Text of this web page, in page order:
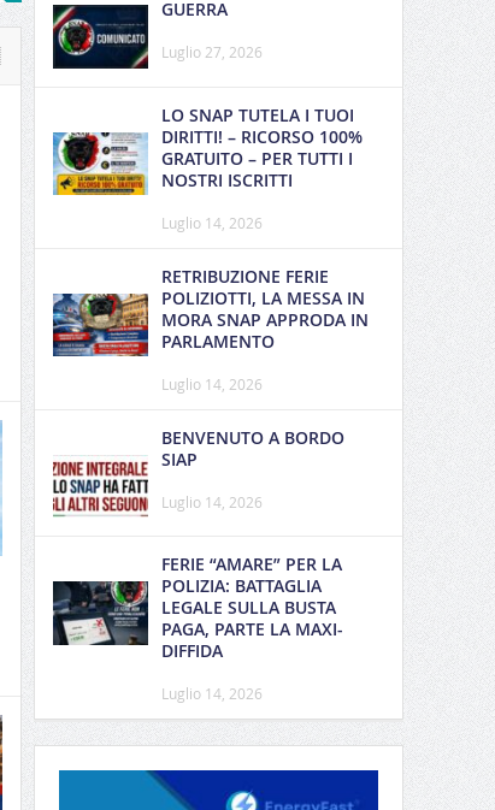
GUERRA
Luglio 27, 2026
LO SNAP TUTELA I TUOI
DIRITTI! – RICORSO 100%
GRATUITO – PER TUTTI I
NOSTRI ISCRITTI
Luglio 14, 2026
RETRIBUZIONE FERIE
POLIZIOTTI, LA MESSA IN
MORA SNAP APPRODA IN
PARLAMENTO
Luglio 14, 2026
BENVENUTO A BORDO
SIAP
Luglio 14, 2026
FERIE “AMARE” PER LA
POLIZIA: BATTAGLIA
LEGALE SULLA BUSTA
PAGA, PARTE LA MAXI-
DIFFIDA
Luglio 14, 2026